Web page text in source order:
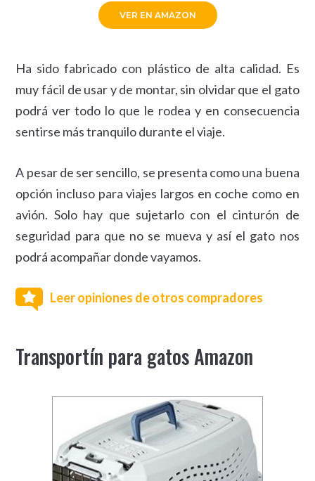
VER EN AMAZON
Ha sido fabricado con plástico de alta calidad. Es
muy fácil de usar y de montar, sin olvidar que el gato
podrá ver todo lo que le rodea y en consecuencia
sentirse más tranquilo durante el viaje.
A pesar de ser sencillo, se presenta como una buena
opción incluso para viajes largos en coche como en
avión. Solo hay que sujetarlo con el cinturón de
seguridad para que no se mueva y así el gato nos
podrá acompañar donde vayamos.
Leer opiniones de otros compradores
Transportín para gatos Amazon